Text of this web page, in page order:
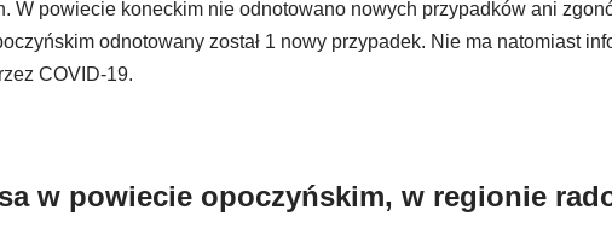
W powiecie koneckim nie odnotowano nowych przypadków ani
odnotowany został 1 nowy przypadek. Nie ma natomiast
COVID-19.
w powiecie opoczyńskim, w regionie